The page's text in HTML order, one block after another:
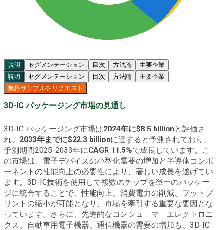
説明 セグメンテーション 目次 方法論
主要企業
説明
セグメンテーション 目次 方法論
主要企業
無料サンプルをリクエスト
3D-IC パッケージング市場の見通し
3D-IC パッケージング市場は2024年に$8.5 billionと評価さ
れ、 2033年までに$22.3 billionに達すると予測されており、
予測期間2025-2033年にCAGR 11.5%で成長しています。こ
の市場は、電子デバイスの小型化需要の増加と半導体コンポ
ーネントの性能向上の必要性により、著しい成長を遂げてい
ます。3D-IC技術を使用して複数のチップを単一のパッケー
ジに統合することで、性能向上、消費電力の削減、フットプ
リントの縮小が可能となり、市場を牽引する重要な要因とな
っています。さらに、先進的なコンシューマーエレクトロニ
クス、自動車用電子機器、通信機器の需要の増加も、3D-IC